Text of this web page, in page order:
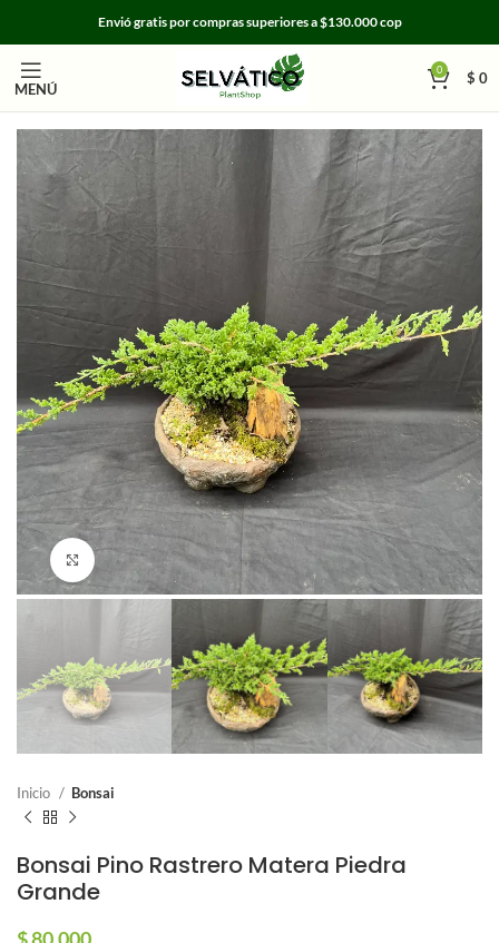
Envió gratis por compras superiores a $130.000 cop
MENÚ
0 $ 0
Click para agrandar
Inicio Bonsai
Bonsai Pino Rastrero Matera Piedra
Grande